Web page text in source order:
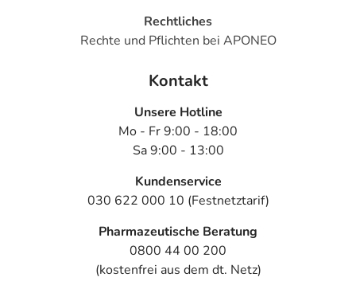
oder Vorsichtsmaßnahmen.
Angaben der Packungsbeilage abweichen. Da der Arzt sie
nach seinen Anweisungen anwenden.
Was sollten Sie beachten?
- Vorsicht: Das Reaktionsvermögen kann auch bei
bestimmungsgemäßem Gebrauch beeinträchtigt sein.
Achten Sie vor allem darauf, wenn Sie am Straßenverkehr
Rechtliches
Rechte und Pflichten bei APONEO
Kontakt
Unsere Hotline
Mo - Fr 9:00 - 18:00
Sa 9:00 - 13:00
Kundenservice
030 622 000 10 (Festnetztarif)
Pharmazeutische Beratung
0800 44 00 200
(kostenfrei aus dem dt. Netz)